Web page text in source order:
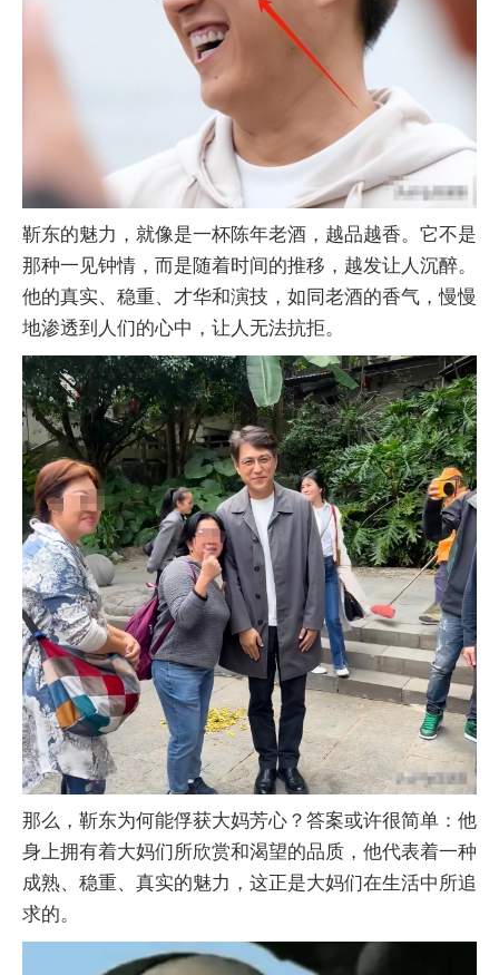
靳东的魅力，就像是一杯陈年老酒，越品越香。它不是
那种一见钟情，而是随着时间的推移，越发让人沉醉。
他的真实、稳重、才华和演技，如同老酒的香气，慢慢
地渗透到人们的心中，让人无法抗拒。
那么，靳东为何能俘获大妈芳心？答案或许很简单：他
身上拥有着大妈们所欣赏和渴望的品质，他代表着一种
成熟、稳重、真实的魅力，这正是大妈们在生活中所追
求的。